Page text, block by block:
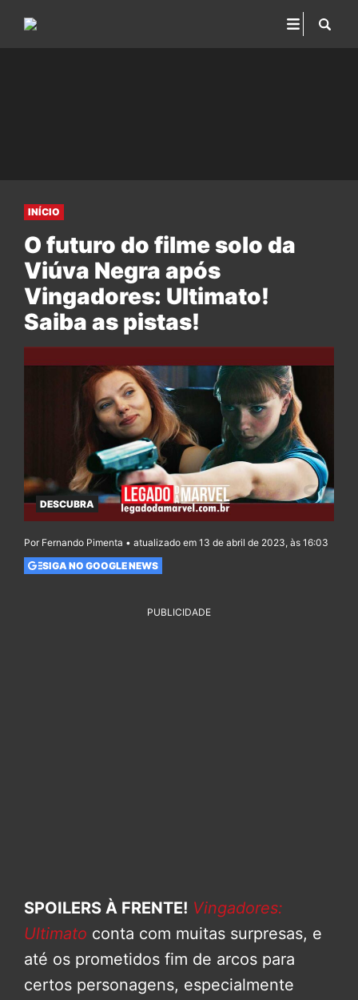
INÍCIO
O futuro do filme solo da
Viúva Negra após
Vingadores: Ultimato!
Saiba as pistas!
DESCUBRA
Por Fernando Pimenta • atualizado em 13 de abril de 2023, às 16:03
SIGA NO GOOGLE NEWS
PUBLICIDADE
SPOILERS À FRENTE! Vingadores:
Ultimato conta com muitas surpresas, e
até os prometidos fim de arcos para
certos personagens, especialmente